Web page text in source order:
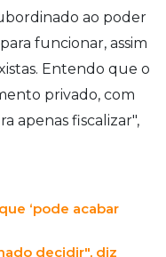
ao poder
funcionar, assim
Entendo que o
privado, com
apenas fiscalizar",
‘pode acabar
decidir", diz